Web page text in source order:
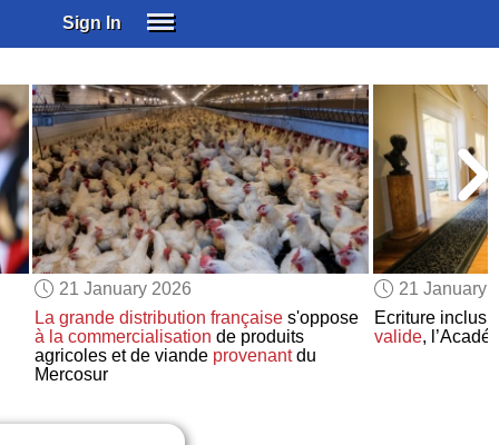
Sign In
SUBSCRIBE
EDUCATIONAL LICENSES
GIFT CARDS
OTHER LANGUAGES
ABOUT US
ALEXA
ADJUST COLORS
21 January 2026
La grande distribution françaises'oppose
à la commercialisation de produits
agricoles et de viande provenantdu
Mercosur
21 January
Ecriture
valide,